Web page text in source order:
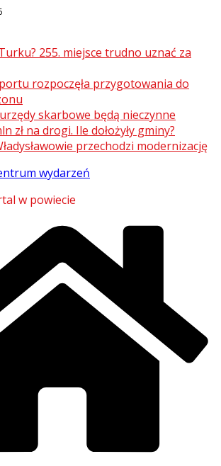
255. miejsce trudno uznać za
rozpoczęła przygotowania do
skarbowe będą nieczynne
zł na drogi. Ile dołożyły gminy?
przechodzi modernizację
w powiecie